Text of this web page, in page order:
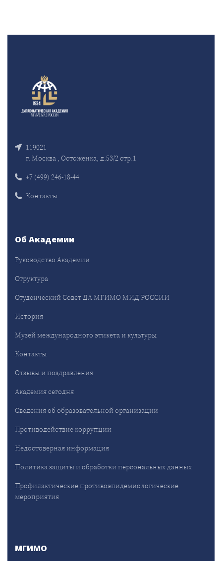
119021
г. Москва , Остоженка, д.53/2 стр.1
+7 (499) 246-18-44
Контакты
Об Академии
Руководство Академии
Структура
Студенческий Совет ДА МГИМО МИД РОССИИ
История
Музей международного этикета и культуры
Контакты
Отзывы и поздравления
Академия сегодня
Сведения об образовательной организации
Противодействие коррупции
Недостоверная информация
Политика защиты и обработки персональных данных
Профилактические противоэпидемиологические
мероприятия
МГИМО